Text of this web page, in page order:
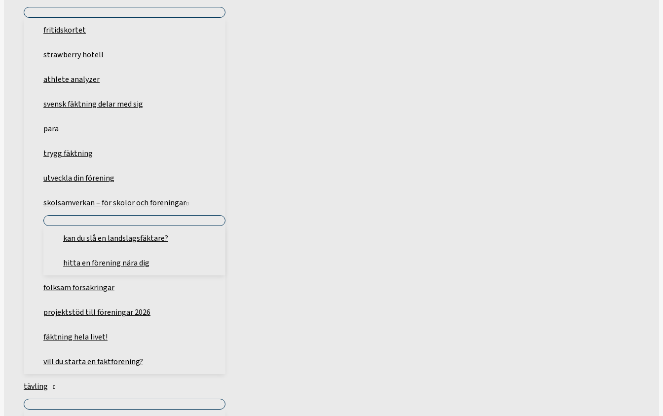
fritidskortet
strawberry hotell
athlete analyzer
svensk fäktning delar med sig
para
trygg fäktning
utveckla din förening
skolsamverkan – för skolor och föreningar
kan du slå en landslagsfäktare?
hitta en förening nära dig
folksam försäkringar
projektstöd till föreningar 2026
fäktning hela livet!
vill du starta en fäktförening?
tävling